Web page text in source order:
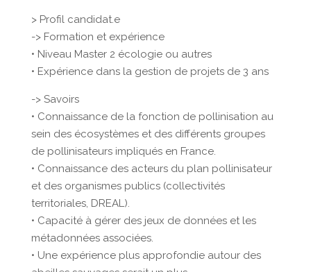
> Profil candidat.e
-> Formation et expérience
• Niveau Master 2 écologie ou autres
• Expérience dans la gestion de projets de 3 ans
-> Savoirs
• Connaissance de la fonction de pollinisation au
sein des écosystèmes et des différents groupes
de pollinisateurs impliqués en France.
• Connaissance des acteurs du plan pollinisateur
et des organismes publics (collectivités
territoriales, DREAL).
• Capacité à gérer des jeux de données et les
métadonnées associées.
• Une expérience plus approfondie autour des